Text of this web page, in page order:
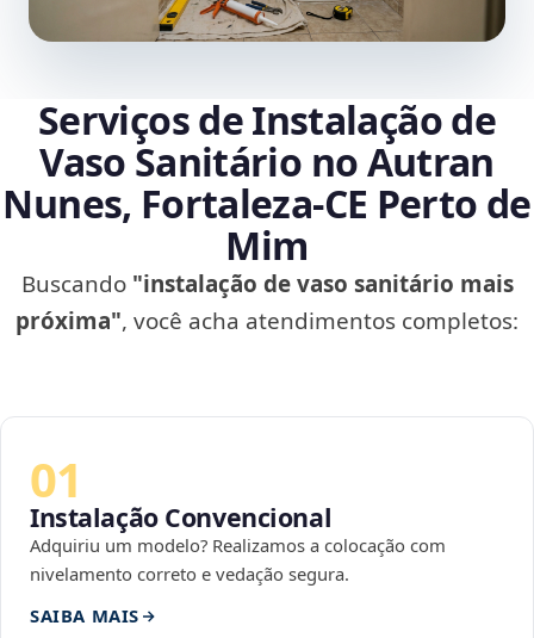
Serviços de Instalação de
Vaso Sanitário no Autran
Nunes, Fortaleza‑CE Perto de
Mim
Buscando "instalação de vaso sanitário mais
próxima", você acha atendimentos completos:
01
Instalação Convencional
Adquiriu um modelo? Realizamos a colocação com
nivelamento correto e vedação segura.
SAIBA MAIS